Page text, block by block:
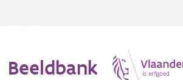
Beeldbank